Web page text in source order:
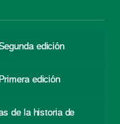
edición
edición
de la historia de